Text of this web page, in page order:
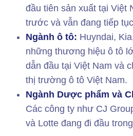
đầu tiên sản xuất tại Việt
trước và vẫn đang tiếp
Ngành ô tô: Huyndai,
những thương hiệu ô tô
dẫn đầu tại Việt Nam và
thị trường ô tô Việt Nam.
Ngành Dược phẩm và
Các công ty như CJ
và Lotte đang đi đầu